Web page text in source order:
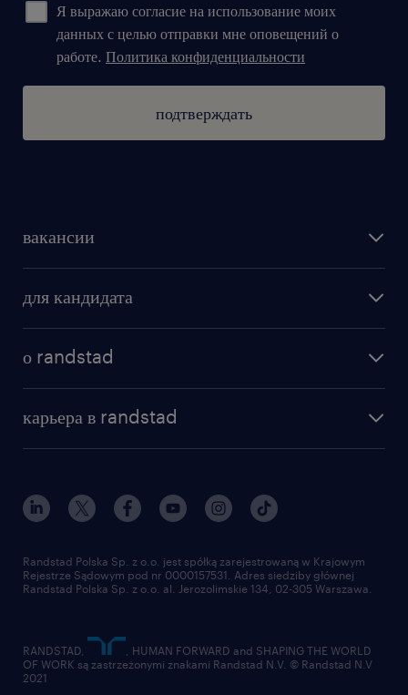
Я выражаю согласие на использование моих
данных с целью отправки мне оповещений о
работе. Политика конфиденциальности
подтверждать
вакансии
бонусы для работников
для кандидата
о randstad
институт исследований randstad
для медиа
для поставщиков
карьера в randstad
наш мир
работа в randstad
отправить резюме
Randstad Polska Sp. z o.o. jest spółką zarejestrowaną w Krajowym
Rejestrze Sądowym pod nr 0000157531. Adres siedziby głównej
Randstad Polska Sp. z o.o. al. Jerozolimskie 134, 02-305 Warszawa.
RANDSTAD,
, HUMAN FORWARD and SHAPING THE WORLD
OF WORK są zastrzeżonymi znakami Randstad N.V. © Randstad N.V
2021